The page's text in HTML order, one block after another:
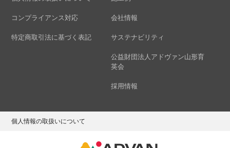
コンプライアンス対応
特定商取引法に基づく表記
会社情報
サステナビリティ
公益財団法人アドヴァン山形育
英会
採用情報
個人情報の取扱いについて